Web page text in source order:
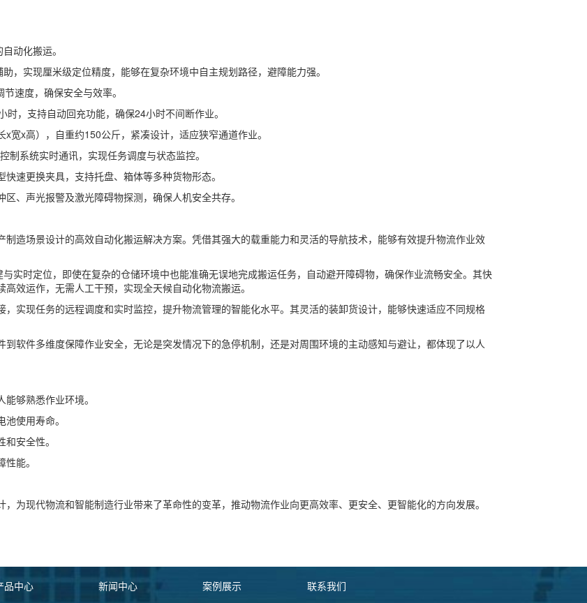
动化搬运。
，实现厘米级定位精度，能够在复杂环境中自主规划路径，避障能力强。
速度，确保安全与效率。
，支持自动回充功能，确保24小时不间断作业。
宽x高），自重约150公斤，紧凑设计，适应狭窄通道作业。
系统实时通讯，实现任务调度与状态监控。
速更换夹具，支持托盘、箱体等多种货物形态。
、声光报警及激光障碍物探测，确保人机安全共存。
造场景设计的高效自动化搬运解决方案。凭借其强大的载重能力和灵活的导航技术，能够有效提升物流作业效
实时定位，即使在复杂的仓储环境中也能准确无误地完成搬运任务，自动避开障碍物，确保作业流畅安全。其快
效运作，无需人工干预，实现全天候自动化物流搬运。
实现任务的远程调度和实时监控，提升物流管理的智能化水平。其灵活的装卸货设计，能够快速适应不同规格
软件多维度保障作业安全，无论是突发情况下的急停机制，还是对周围环境的主动感知与避让，都体现了以人
够熟悉作业环境。
使用寿命。
安全性。
能。
为现代物流和智能制造行业带来了革命性的变革，推动物流作业向更高效率、更安全、更智能化的方向发展。
品中心 新闻中心 案例展示 联系我们